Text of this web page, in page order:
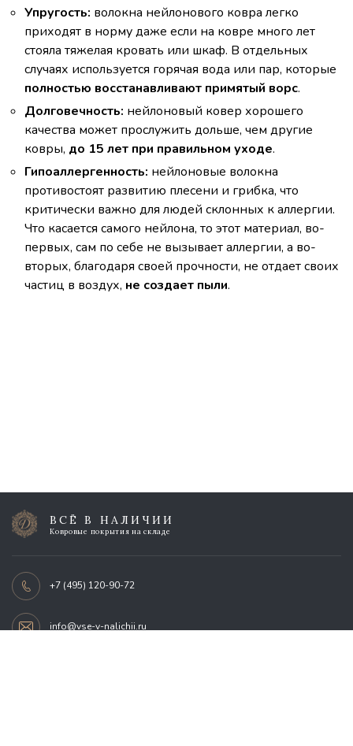
Упругость: волокна нейлонового ковра легко
приходят в норму даже если на ковре много лет
стояла тяжелая кровать или шкаф. В отдельных
случаях используется горячая вода или пар, которые
полностью восстанавливают примятый ворс.
Долговечность: нейлоновый ковер хорошего
качества может прослужить дольше, чем другие
ковры, до 15 лет при правильном уходе.
Гипоаллергенность: нейлоновые волокна
противостоят развитию плесени и грибка, что
критически важно для людей склонных к аллергии.
Что касается самого нейлона, то этот материал, во-
первых, сам по себе не вызывает аллергии, а во-
вторых, благодаря своей прочности, не отдает своих
частиц в воздух, не создает пыли.
ВСЁ В НАЛИЧИИ
Ковровые покрытия на складе
+7 (495) 120-90-72
info@vse-v-nalichii.ru